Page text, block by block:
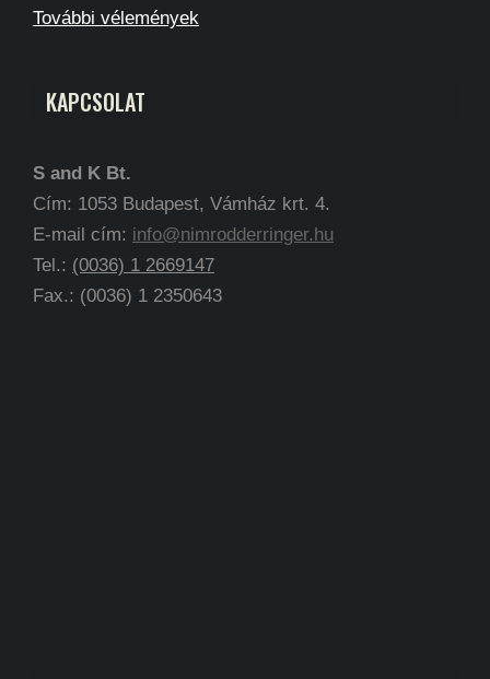
További vélemények
KAPCSOLAT
S and K Bt.
Cím: 1053 Budapest, Vámház krt. 4.
E-mail cím: info@nimrodderringer.hu
Tel.: (0036) 1 2669147
Fax.: (0036) 1 2350643